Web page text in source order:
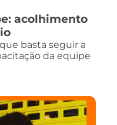
acolhimento
basta seguir a
da equipe